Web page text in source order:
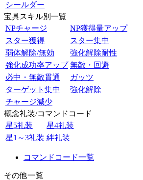
シールダー
宝具スキル別一覧
NPチャージ
NP獲得量アップ
スター獲得
スター集中
弱体解除/無効
強化解除耐性
強化成功率アップ 無敵・回避
必中・無敵貫通
ガッツ
ターゲット集中
強化解除
チャージ減少
概念礼装/コマンドコード
星5礼装
星4礼装
星1～3礼装 絆礼装
コマンドコード一覧
その他一覧